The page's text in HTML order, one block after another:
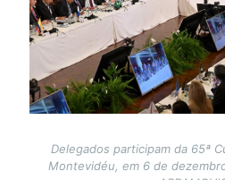
Delegados participam da 65ª
Montevidéu, em 6 de